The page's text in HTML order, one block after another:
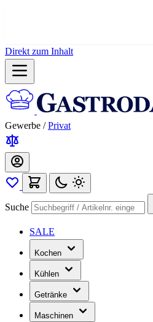
Direkt zum Inhalt
Gewerbe / Privat
Suche
SALE
Kochen
Kühlen
Getränke
Maschinen